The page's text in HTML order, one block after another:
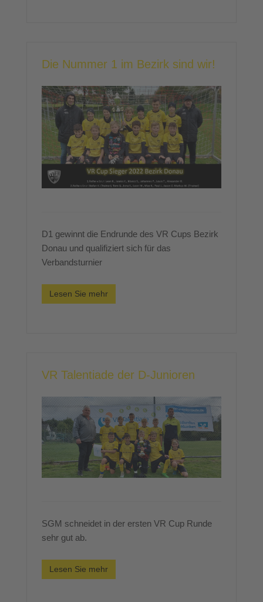
Die Nummer 1 im Bezirk sind wir!
D1 gewinnt die Endrunde des VR Cups Bezirk
Donau und qualifiziert sich für das
Verbandsturnier
Lesen Sie mehr
VR Talentiade der D-Junioren
SGM schneidet in der ersten VR Cup Runde
sehr gut ab.
Lesen Sie mehr